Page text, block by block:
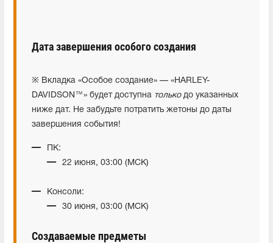
Дата завершения особого создания
※ Вкладка «Особое создание» — «HARLEY-
DAVIDSON™» будет доступна только до указанных
ниже дат. Не забудьте потратить жетоны до даты
завершения события!
ПК:
22 июня, 03:00 (МСК)
Консоли:
30 июня, 03:00 (МСК)
Создаваемые предметы